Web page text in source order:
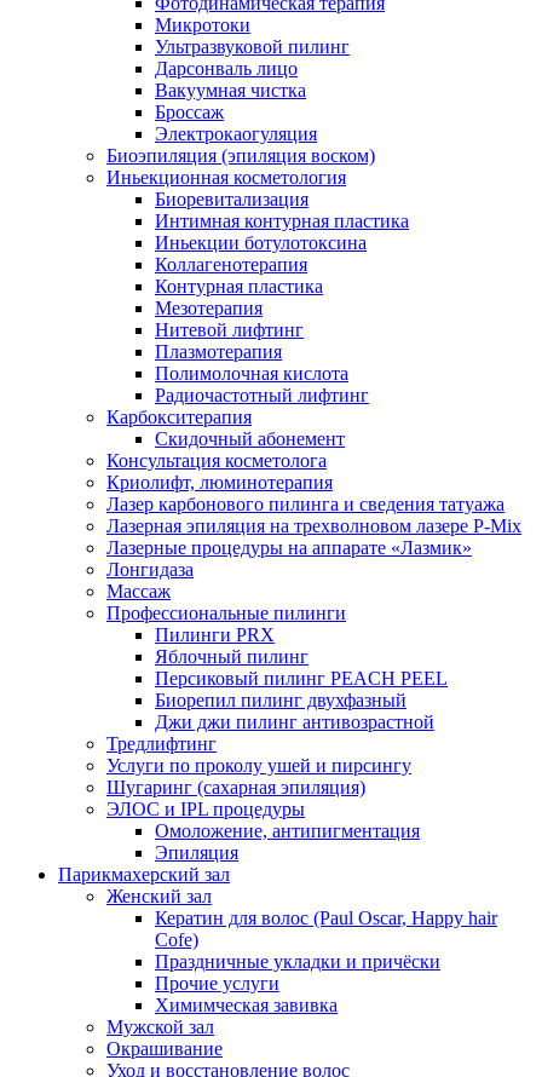
Микротоки
Ультразвуковой пилинг
Дарсонваль лицо
Вакуумная чистка
Броссаж
Электрокаогуляция
Биоэпиляция (эпиляция воском)
Иньекционная косметология
Биоревитализация
Интимная контурная пластика
Иньекции ботулотоксина
Коллагенотерапия
Контурная пластика
Мезотерапия
Нитевой лифтинг
Плазмотерапия
Полимолочная кислота
Радиочастотный лифтинг
Карбокситерапия
Скидочный абонемент
Консультация косметолога
Криолифт, люминотерапия
Лазер карбонового пилинга и сведения татуажа
Лазерная эпиляция на трехволновом лазере P-Mix
Лазерные процедуры на аппарате «Лазмик»
Лонгидаза
Массаж
Профессиональные пилинги
Пилинги PRX
Яблочный пилинг
Персиковый пилинг PEACH PEEL
Биорепил пилинг двухфазный
Джи джи пилинг антивозрастной
Тредлифтинг
Услуги по проколу ушей и пирсингу
Шугаринг (сахарная эпиляция)
ЭЛОС и IPL процедуры
Омоложение, антипигментация
Эпиляция
Парикмахерский зал
Женский зал
Кератин для волос (Paul Oscar, Happy hair
Cofe)
Праздничные укладки и причёски
Прочие услуги
Химимческая завивка
Мужской зал
Окрашивание
Уход и восстановление волос